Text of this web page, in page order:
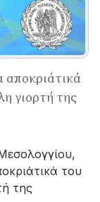
αποκριάτικά
γιορτή της
του
της